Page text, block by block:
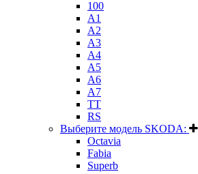
100
A1
A2
A3
A4
A5
A6
A7
TT
RS
Выберите модель SKODA:
Octavia
Fabia
Superb